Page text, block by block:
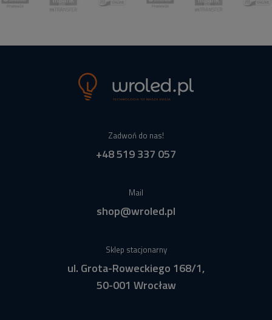
Zadwoń do nas!
+48 519 337 057
Mail
shop@wroled.pl
Sklep stacjonarny
ul. Grota-Roweckiego 168/1,
50-001 Wrocław